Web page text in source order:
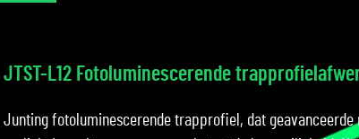
JTST-L12 Fotoluminescerende
Junting fotoluminescerende trapprofiel, dat